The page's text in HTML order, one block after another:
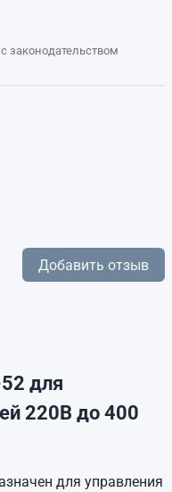
законодательством
Добавить отзыв
для
220В до 400
для управления